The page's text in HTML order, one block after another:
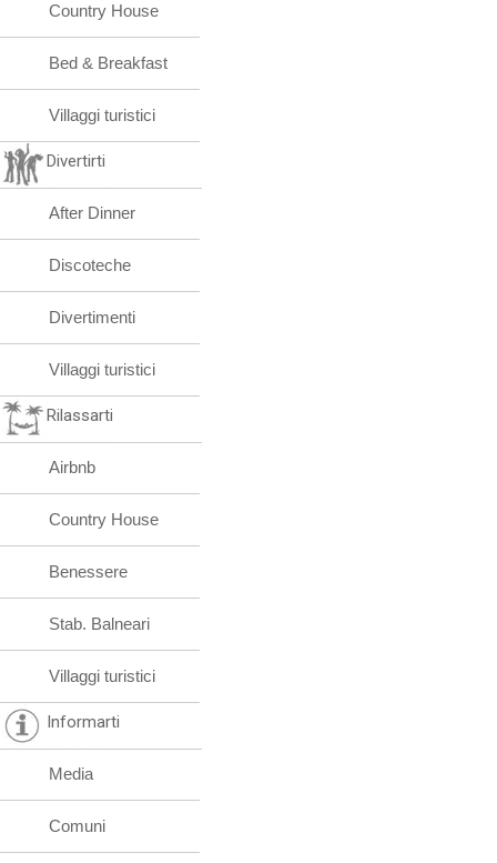
Country House
Bed & Breakfast
Villaggi turistici
Divertirti
After Dinner
Discoteche
Divertimenti
Villaggi turistici
Rilassarti
Airbnb
Country House
Benessere
Stab. Balneari
Villaggi turistici
Informarti
Media
Comuni